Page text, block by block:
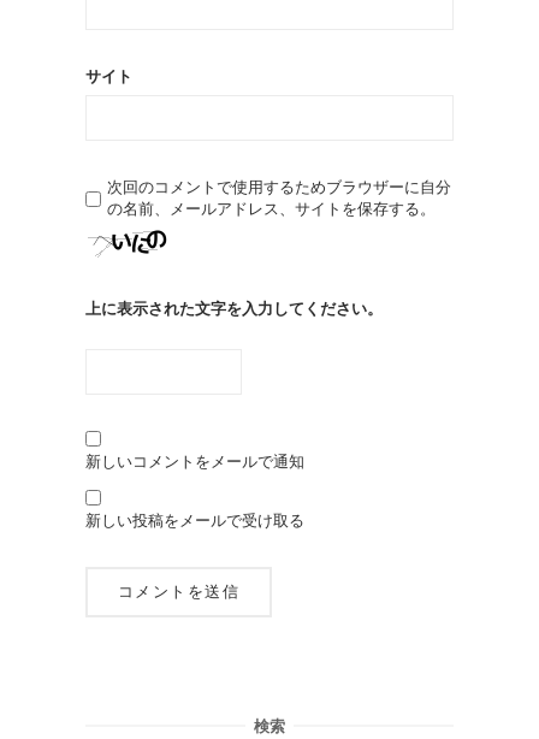
サイト
次回のコメントで使用するためブラウザーに自分
の名前、メールアドレス、サイトを保存する。
上に表示された文字を入力してください。
新しいコメントをメールで通知
新しい投稿をメールで受け取る
検索